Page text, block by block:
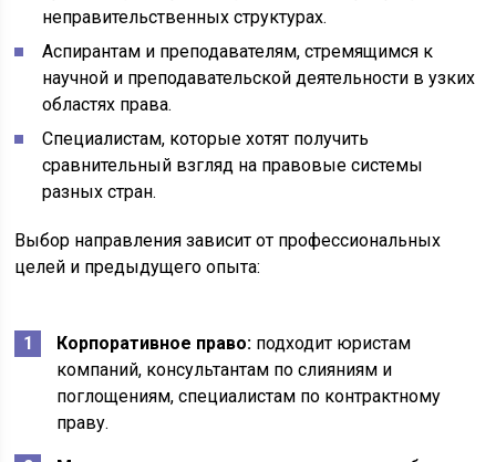
неправительственных структурах.
Аспирантам и преподавателям, стремящимся к
научной и преподавательской деятельности в узких
областях права.
Специалистам, которые хотят получить
сравнительный взгляд на правовые системы
разных стран.
Выбор направления зависит от профессиональных
целей и предыдущего опыта:
Корпоративное право: подходит юристам
компаний, консультантам по слияниям и
поглощениям, специалистам по контрактному
праву.